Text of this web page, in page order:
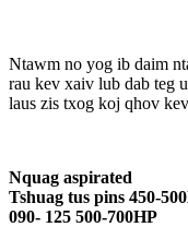
Ntawm no yog ib daim
rau kev xaiv lub dab teg
laus zis txog koj qhov
Nquag aspirated
Tshuag tus pins 450-
090- 125 500-700HP